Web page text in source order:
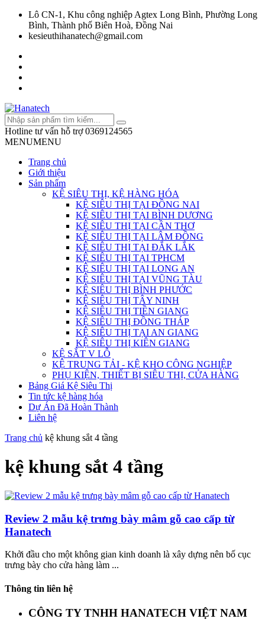
Lô CN-1, Khu công nghiệp Agtex Long Bình, Phường Long
Bình, Thành phố Biên Hoà, Đồng Nai
kesieuthihanatech@gmail.com
Hotline tư vấn hỗ trợ 0369124565
MENUMENU
Trang chủ
Giới thiệu
Sản phẩm
KỆ SIÊU THỊ, KỆ HÀNG HÓA
KỆ SIÊU THỊ TẠI ĐỒNG NAI
KỆ SIÊU THỊ TẠI BÌNH DƯƠNG
KỆ SIÊU THỊ TẠI CẦN THƠ
KỆ SIÊU THỊ TẠI LÂM ĐỒNG
KỆ SIÊU THỊ TẠI ĐẮK LẮK
KỆ SIÊU THỊ TẠI TPHCM
KỆ SIÊU THỊ TẠI LONG AN
KỆ SIÊU THỊ TẠI VŨNG TÀU
KỆ SIÊU THỊ BÌNH PHƯỚC
KỆ SIÊU THỊ TÂY NINH
KỆ SIÊU THỊ TIỀN GIANG
KỆ SIÊU THỊ ĐỒNG THÁP
KỆ SIÊU THỊ TẠI AN GIANG
KỆ SIÊU THỊ KIÊN GIANG
KỆ SẮT V LỖ
KỆ TRUNG TẢI - KỆ KHO CÔNG NGHIỆP
PHỤ KIỆN, THIẾT BỊ SIÊU THỊ, CỬA HÀNG
Bảng Giá Kệ Siêu Thị
Tin tức kệ hàng hóa
Dự Án Đã Hoàn Thành
Liên hệ
Trang chủ kệ khung sắt 4 tầng
kệ khung sắt 4 tầng
Review 2 mẫu kệ trưng bày mâm gỗ cao cấp từ
Hanatech
Khởi đầu cho một không gian kinh doanh là xây dựng nên bố cục
trưng bày cho cửa hàng làm ...
Thông tin liên hệ
CÔNG TY TNHH HANATECH VIỆT NAM